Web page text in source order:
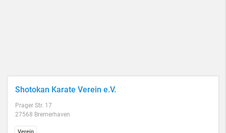
Shotokan Karate Verein e.V.
Prager Str. 17
27568 Bremerhaven